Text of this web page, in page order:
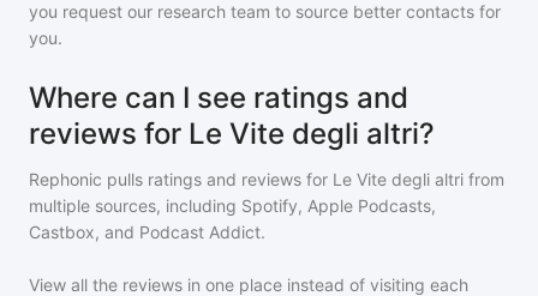
you request our research team to source better contacts for
you.
Where can I see ratings and
reviews for Le Vite degli altri?
Rephonic pulls ratings and reviews for Le Vite degli altri from
multiple sources, including Spotify, Apple Podcasts,
Castbox, and Podcast Addict.
View all the reviews in one place instead of visiting each